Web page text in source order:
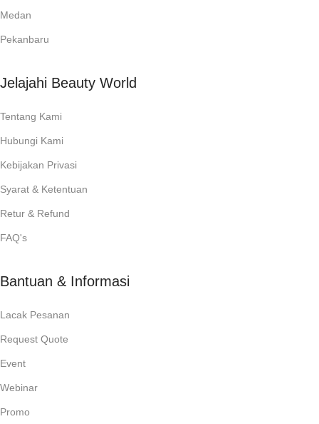
Medan
Pekanbaru
Jelajahi Beauty World
Tentang Kami
Hubungi Kami
Kebijakan Privasi
Syarat & Ketentuan
Retur & Refund
FAQ's
Bantuan & Informasi
Lacak Pesanan
Request Quote
Event
Webinar
Promo